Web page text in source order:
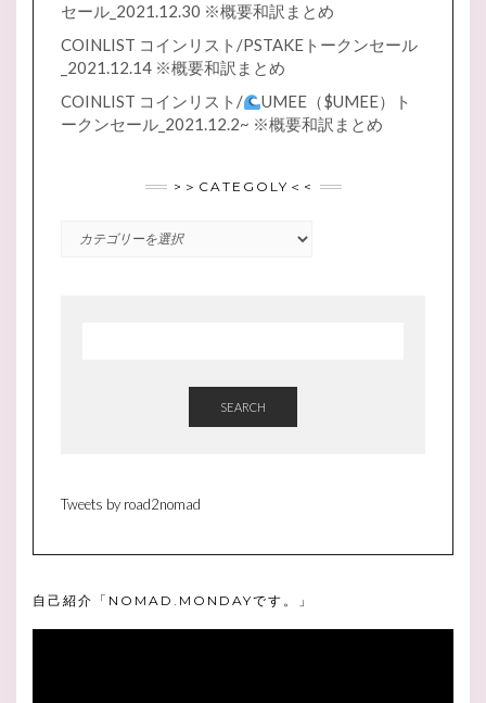
セール_2021.12.30 ※概要和訳まとめ
COINLIST コインリスト/PSTAKEトークンセール
_2021.12.14 ※概要和訳まとめ
COINLIST コインリスト/
UMEE（$UMEE）ト
ークンセール_2021.12.2~ ※概要和訳まとめ
>＞CATEGOLY＜<
SEARCH
Tweets by road2nomad
自己紹介「NOMAD.MONDAYです。」